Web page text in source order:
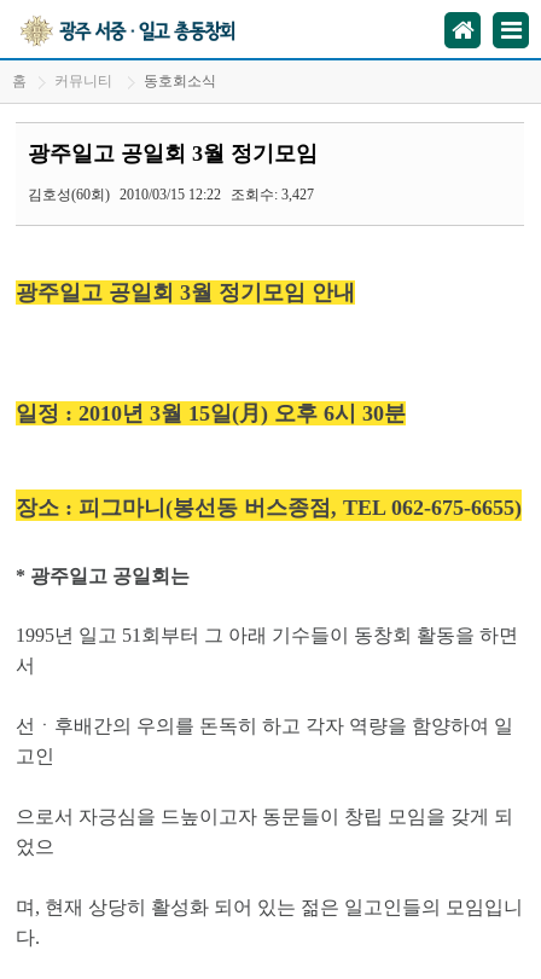
홈 커뮤니티 동호회소식
광주일고 공일회 3월 정기모임
김호성(60회) 2010/03/15 12:22 조회수: 3,427
광주일고 공일회 3월 정기모임 안내
일정 : 2010년 3월 15일(月) 오후 6시 30분
장소 : 피그마니(봉선동 버스종점, TEL 062-675-6655)
* 광주일고 공일회는
1995년 일고 51회부터 그 아래 기수들이 동창회 활동을 하면
서
선ㆍ후배간의 우의를 돈독히 하고 각자 역량을 함양하여 일
고인
으로서 자긍심을 드높이고자 동문들이 창립 모임을 갖게 되
었으
며, 현재 상당히 활성화 되어 있는 젊은 일고인들의 모임입니
다.